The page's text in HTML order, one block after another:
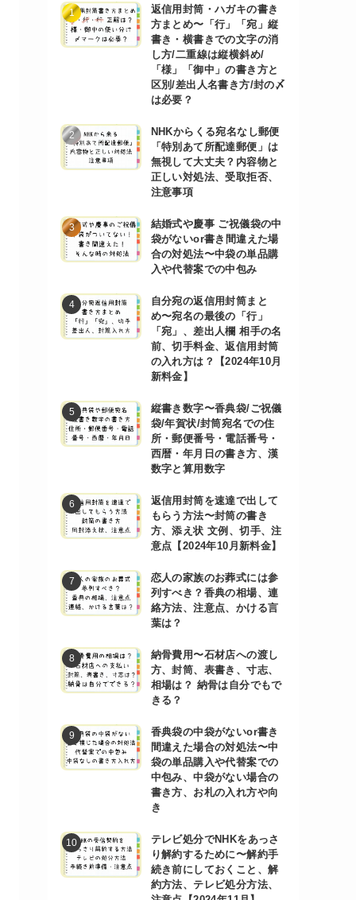
返信用封筒・ハガキの書き
方まとめ〜「行」「宛」縦
書き・横書きでの文字の消
し方/二重線は縦横斜め/
「様」「御中」の書き方と
区別/差出人名書き方/封の〆
は必要？
NHKからくる宛名なし郵便
「特別あて所配達郵便」は
無視して大丈夫？内容物と
正しい対処法、受取拒否、
注意事項
結婚式や慶事 ご祝儀袋の中
袋がないor書き間違えた場
合の対処法〜中袋の単品購
入や代替案での中包み
自分宛の返信用封筒まと
め〜宛名の最後の「行」
「宛」、差出人欄 相手の名
前、切手料金、返信用封筒
の入れ方は？【2024年10月
新料金】
縦書き数字〜香典袋/ご祝儀
袋/年賀状/封筒宛名での住
所・郵便番号・電話番号・
西暦・年月日の書き方、漢
数字と算用数字
返信用封筒を速達で出して
もらう方法〜封筒の書き
方、添え状 文例、切手、注
意点【2024年10月新料金】
恋人の家族のお葬式には参
列すべき？香典の相場、連
絡方法、注意点、かける言
葉は？
納骨費用〜石材店への渡し
方、封筒、表書き、寸志、
相場は？ 納骨は自分でもで
きる？
香典袋の中袋がないor書き
間違えた場合の対処法〜中
袋の単品購入や代替案での
中包み、中袋がない場合の
書き方、お札の入れ方や向
き
テレビ処分でNHKをあっさ
り解約するために〜解約手
続き前にしておくこと、解
約方法、テレビ処分方法、